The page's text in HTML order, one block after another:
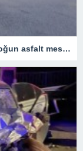
Hakkari Belediyesi’nden kent genelinde yoğun asfalt mesaisi